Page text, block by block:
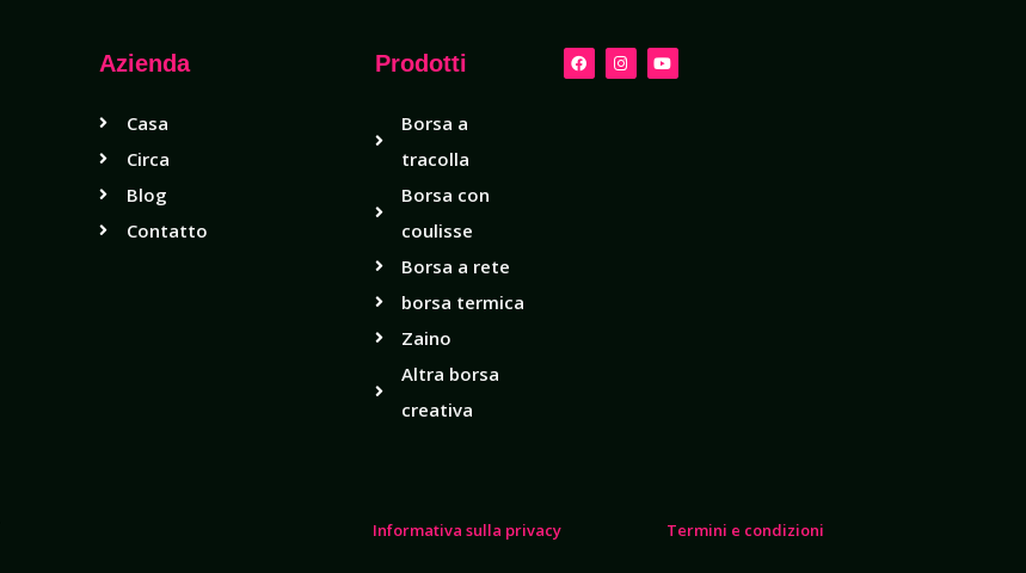
Azienda
Casa
Circa
Blog
Contatto
Prodotti
Borsa a
tracolla
Borsa con
coulisse
Borsa a rete
borsa termica
Zaino
Altra borsa
creativa
Informativa sulla privacy Termini e condizioni